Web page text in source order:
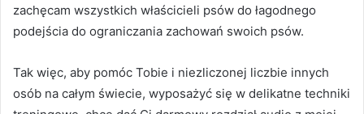
zachęcam wszystkich właścicieli psów do łagodnego
podejścia do ograniczania zachowań swoich psów.
Tak więc, aby pomóc Tobie i niezliczonej liczbie innych
osób na całym świecie, wyposażyć się w delikatne techniki